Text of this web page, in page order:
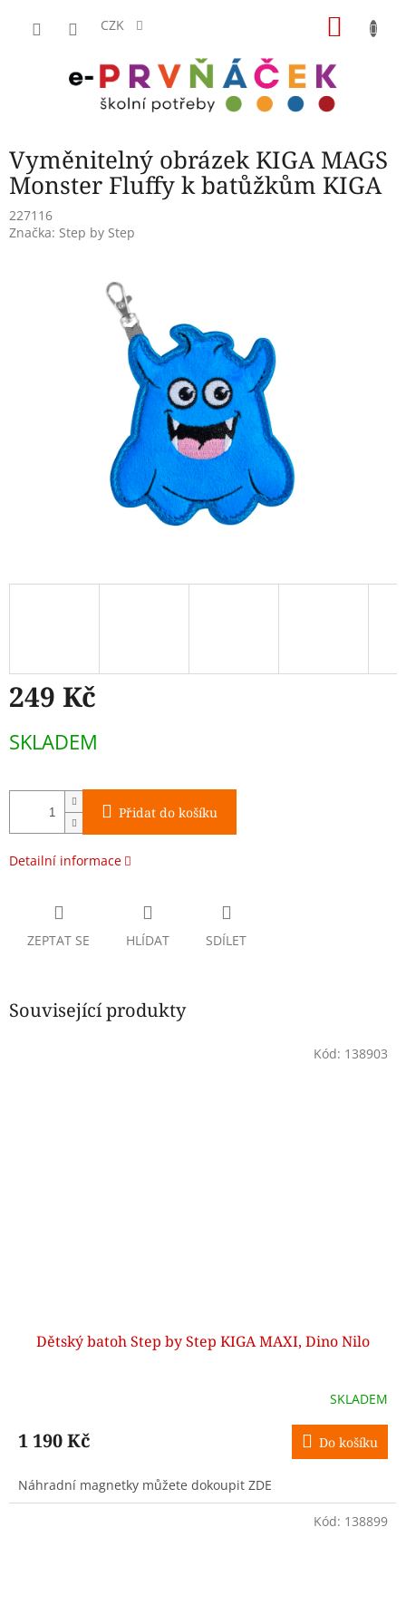
CZK
Vyměnitelný obrázek KIGA MAGS
Monster Fluffy k batůžkům KIGA
227116
Značka: Step by Step
249 Kč
cena:
SKLADEM
Přidat do košíku
Detailní informace
ZEPTAT SE HLÍDAT SDÍLET
Související produkty
Dětský batoh Step by Step KIGA MAXI, Dino Nilo
SKLADEM
1 190 Kč Do košíku
Náhradní magnetky můžete dokoupit ZDE
Kód: 138903
Kód: 138899